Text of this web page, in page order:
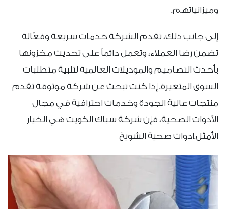
وميزانياتهم.
إلى جانب ذلك، تقدم الشركة خدمات سريعة وفعّالة
تضمن رضا العملاء، وتعمل دائماً على تحديث مخزونها
بأحدث التصاميم والموديلات العالمية لتلبية متطلبات
السوق المتغيرة. إذا كنت تبحث عن شركة موثوقة تقدم
منتجات عالية الجودة وخدمات احترافية في مجال
الأدوات الصحية، فإن شركة سباك الكويت هي الخيار
الأمثل.ادوات صحية الشويخ